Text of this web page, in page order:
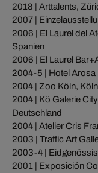
2018 | Arttalents,
2007 |
2006 | El Laurel del
Spanien
2006 | El Laurel
2004-5 | Hotel Arosa
2004 | Zoo Köln,
2004 | Kö Galerie
Deutschland
2004 | Atelier Cris
2003 | Traffic Art
2003-4 |
2001 | Exposición